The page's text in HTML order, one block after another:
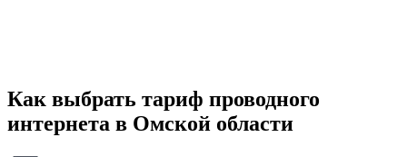
Как выбрать тариф проводного
интернета в Омской области